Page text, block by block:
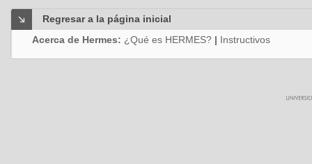
Regresar a la página inicial
Acerca de Hermes: ¿Qué es HERMES? | Instructivos